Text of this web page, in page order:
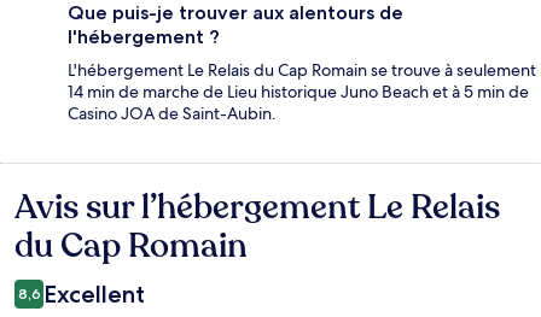
Que puis-je trouver aux alentours de
l'hébergement ?
L'hébergement Le Relais du Cap Romain se trouve à seulement
14 min de marche de Lieu historique Juno Beach et à 5 min de
Casino JOA de Saint-Aubin.
Avis
Avis sur l’hébergement Le Relais
du Cap Romain
8,6 Excellent